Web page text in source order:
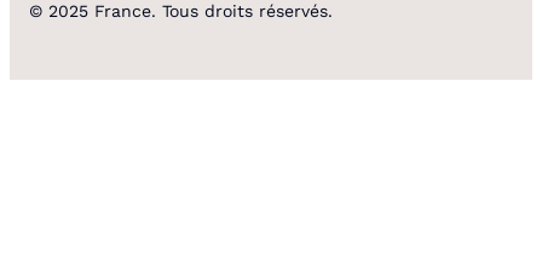
© 2025 France. Tous droits réservés.